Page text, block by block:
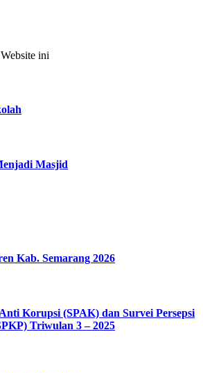
ini
Masjid
Kab. Semarang 2026
Korupsi (SPAK) dan Survei Persepsi
Triwulan 3 – 2025